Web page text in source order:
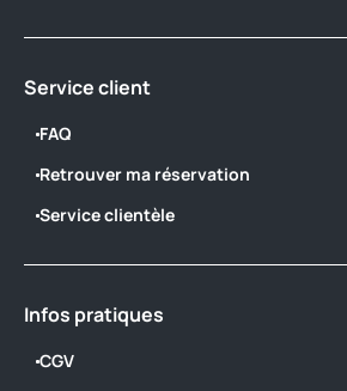
Service client
FAQ
Retrouver ma réservation
Service clientèle
Infos pratiques
CGV